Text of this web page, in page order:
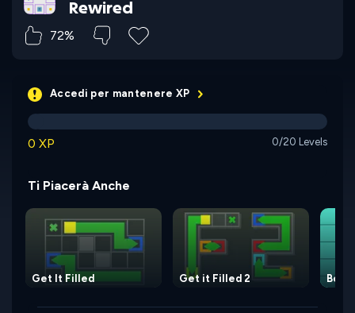
Rewired
72%
Accedi per mantenere XP
0 XP 0/20 Levels
Ti Piacerà Anche
Get It Filled Get it Filled 2